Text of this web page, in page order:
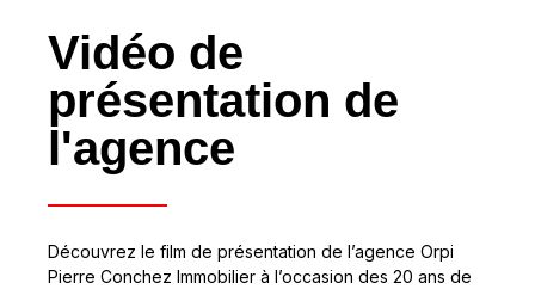
Vidéo de
présentation de
l'agence
Découvrez le film de présentation de l’agence Orpi
Pierre Conchez Immobilier à l’occasion des 20 ans de